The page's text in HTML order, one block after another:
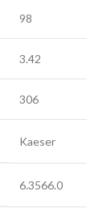
98
3.42
306
Kaeser
6.3566.0